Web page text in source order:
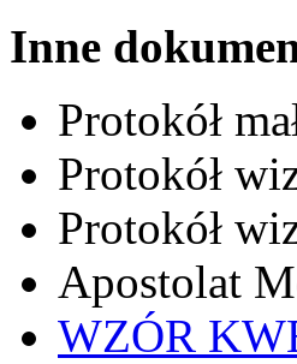
Inne
Protokół
Protokół
Protokół
Apostolat
WZÓR